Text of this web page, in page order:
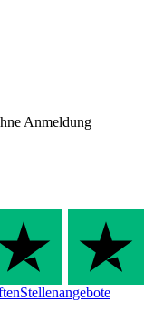
Anmeldung
Stellenangebote